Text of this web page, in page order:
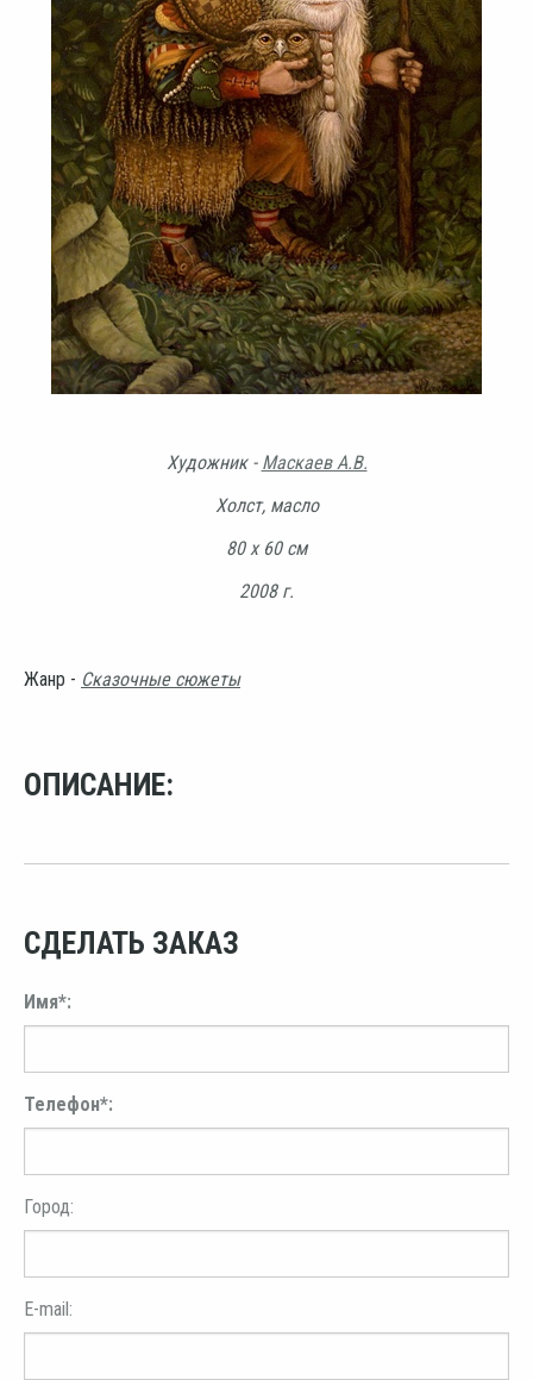
Художник - Маскаев А.В.
Холст, масло
80 х 60 см
2008 г.
Жанр - Сказочные сюжеты
ОПИСАНИЕ:
СДЕЛАТЬ ЗАКАЗ
Имя*:
Телефон*:
Город:
E-mail: